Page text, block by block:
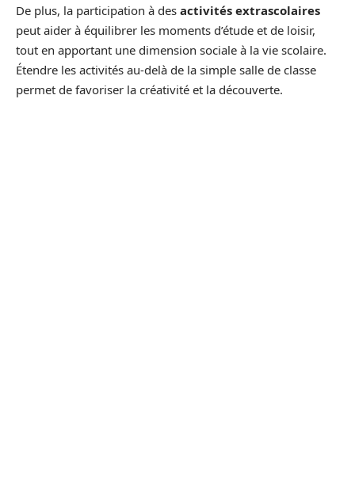
De plus, la participation à des activités extrascolaires
peut aider à équilibrer les moments d’étude et de loisir,
tout en apportant une dimension sociale à la vie scolaire.
Étendre les activités au-delà de la simple salle de classe
permet de favoriser la créativité et la découverte.